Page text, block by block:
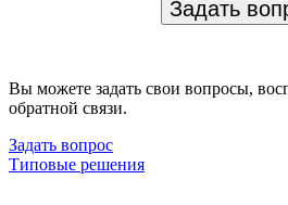
Задать
Вы можете задать свои вопросы,
обратной связи.
Задать вопрос
Типовые решения